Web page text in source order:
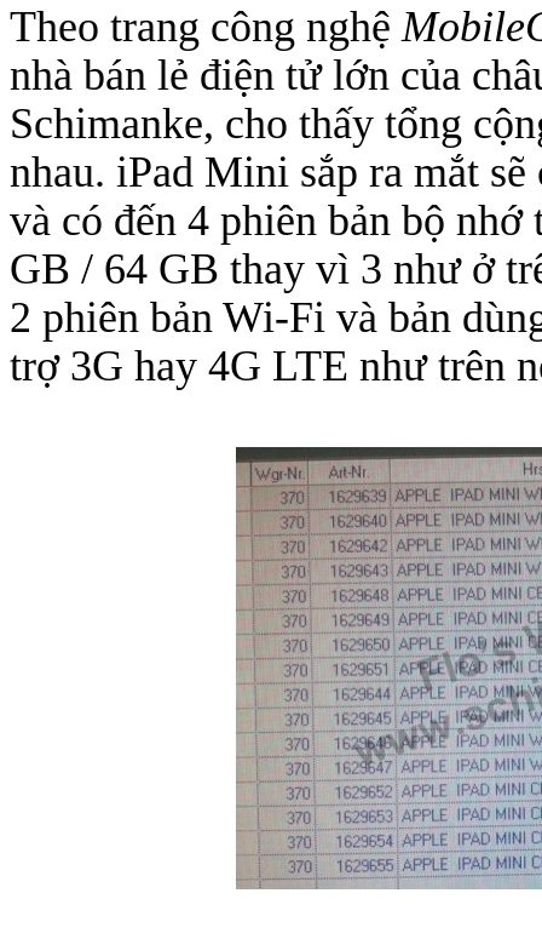
Theo trang công nghệ
nhà bán lẻ điện tử lớn của
Schimanke, cho thấy tổng
nhau. iPad Mini sắp ra mắt
và có đến 4 phiên bản bộ
GB / 64 GB thay vì 3 như ở
2 phiên bản Wi-Fi và bản
trợ 3G hay 4G LTE như trên